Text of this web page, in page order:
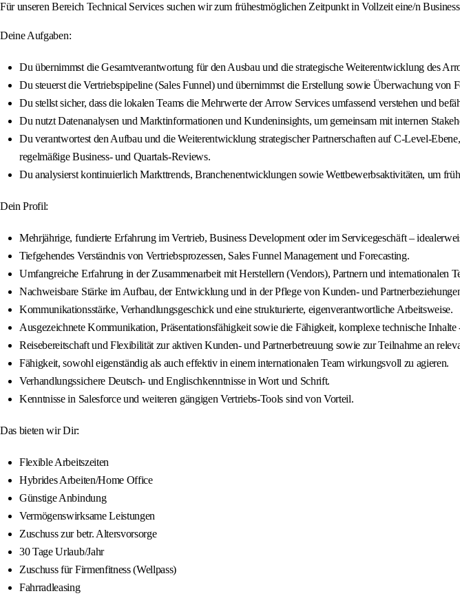
Für unseren Bereich Technical Services suchen wir zum frühestmöglichen Zeitpunkt in Vollzeit eine/n
Deine Aufgaben:
Du übernimmst die Gesamtverantwortung für den Ausbau und die strategische Weiterentwicklung des
Du steuerst die Vertriebspipeline (Sales Funnel) und übernimmst die Erstellung sowie Überwachung von
Du stellst sicher, dass die lokalen Teams die Mehrwerte der Arrow Services umfassend verstehen und
Du nutzt Datenanalysen und Marktinformationen und Kundeninsights, um gemeinsam mit internen
Du verantwortest den Aufbau und die Weiterentwicklung strategischer Partnerschaften auf C-Level-
regelmäßige Business- und Quartals-Reviews.
Du analysierst kontinuierlich Markttrends, Branchenentwicklungen sowie Wettbewerbsaktivitäten, um
Dein Profil:
Mehrjährige, fundierte Erfahrung im Vertrieb, Business Development oder im Servicegeschäft –
Tiefgehendes Verständnis von Vertriebsprozessen, Sales Funnel Management und Forecasting.
Umfangreiche Erfahrung in der Zusammenarbeit mit Herstellern (Vendors), Partnern und internationalen
Nachweisbare Stärke im Aufbau, der Entwicklung und in der Pflege von Kunden- und
Kommunikationsstärke, Verhandlungsgeschick und eine strukturierte, eigenverantwortliche Arbeitsweise.
Ausgezeichnete Kommunikation, Präsentationsfähigkeit sowie die Fähigkeit, komplexe technische
Reisebereitschaft und Flexibilität zur aktiven Kunden- und Partnerbetreuung sowie zur Teilnahme an
Fähigkeit, sowohl eigenständig als auch effektiv in einem internationalen Team wirkungsvoll zu agieren.
Verhandlungssichere Deutsch- und Englischkenntnisse in Wort und Schrift.
Kenntnisse in Salesforce und weiteren gängigen Vertriebs-Tools sind von Vorteil.
Das bieten wir Dir:
Flexible Arbeitszeiten
Hybrides Arbeiten/Home Office
Günstige Anbindung
Vermögenswirksame Leistungen
Zuschuss zur betr. Altersvorsorge
30 Tage Urlaub/Jahr
Zuschuss für Firmenfitness (Wellpass)
Fahrradleasing